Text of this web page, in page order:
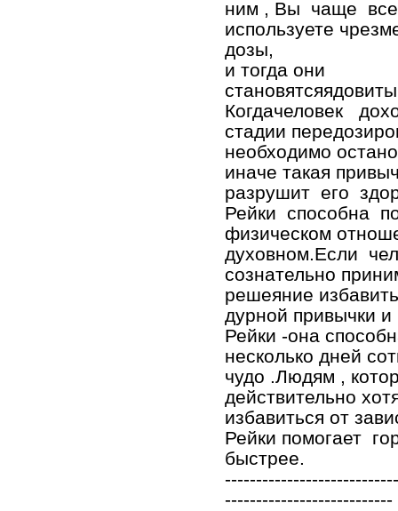
ним , Вы чаще
используете
дозы,
и тогда они
Когдачеловек
стадии
необходимо
иначе такая
разрушит его
Рейки способна
физическом
духовном.Если
сознательно
решеяние
дурной привычки и
Рейки -она
несколько дней
чудо .Людям ,
действительно
избавиться от
Рейки помогает
быстрее.
---------------------------